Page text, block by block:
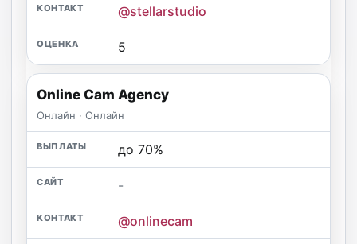
@stellarstudio
5
Online Cam Agency
Онлайн · Онлайн
до 70%
-
@onlinecam